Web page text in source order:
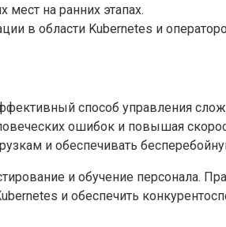
на ранних этапах.
в области Kubernetes и
способ управления
ошибок и повышая
и обеспечивать
и обучение персонала.
и обеспечить